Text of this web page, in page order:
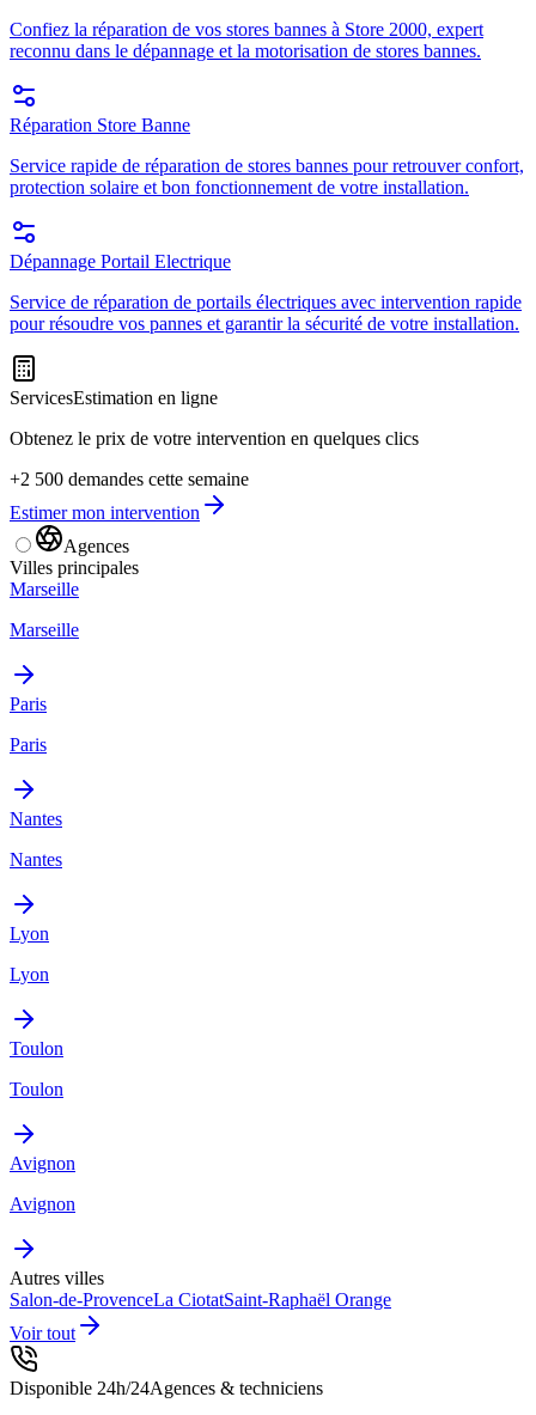
Confiez la réparation de vos stores bannes à Store 2000, expert
reconnu dans le dépannage et la motorisation de stores bannes.
Réparation Store Banne
Service rapide de réparation de stores bannes pour retrouver confort,
protection solaire et bon fonctionnement de votre installation.
Dépannage Portail Electrique
Service de réparation de portails électriques avec intervention rapide
pour résoudre vos pannes et garantir la sécurité de votre installation.
ServicesEstimation en ligne
Obtenez le prix de votre intervention en quelques clics
+2 500 demandes cette semaine
Estimer mon intervention
Agences
Villes principales
Marseille
Marseille
Paris
Paris
Nantes
Nantes
Lyon
Lyon
Toulon
Toulon
Avignon
Avignon
Autres villes
Salon-de-ProvenceLa CiotatSaint-Raphaël Orange
Voir tout
Disponible 24h/24Agences & techniciens